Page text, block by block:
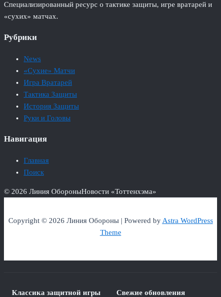
Специализированный ресурс о тактике защиты, игре вратарей и
«сухих» матчах.
Рубрики
News
«Сухие» Матчи
Игра Вратарей
Тактика Защиты
История Защиты
Руки и Головы
Навигация
Главная
Поиск
© 2026 Линия ОбороныНовости «Тоттенхэма»
Copyright © 2026 Линия Обороны | Powered byAstra WordPress
Theme
Классика защитной игры Свежие обновления